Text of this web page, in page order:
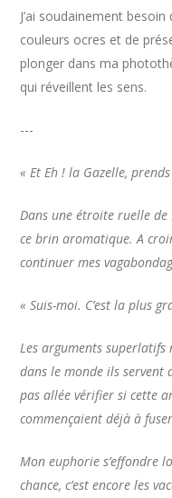
J’ai soudainement
couleurs ocres et de
plonger dans ma
qui réveillent les sens.
---
« Et Eh ! la Gazelle,
Dans une étroite ruelle
ce brin aromatique. A
continuer mes
« Suis-moi. C’est la plus
Les arguments
dans le monde ils servent
pas allée vérifier si cette
commençaient déjà à
Mon euphorie s’effondre
chance, c’est encore les